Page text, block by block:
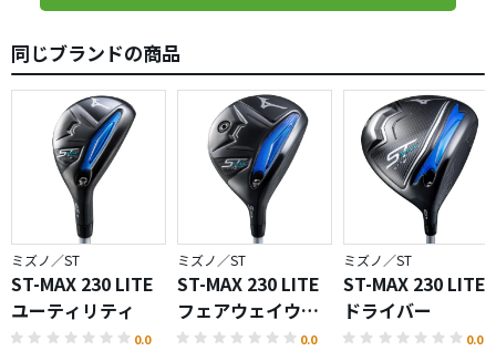
同じブランドの商品
ミズノ／ST
ST-MAX 230 LITE
ユーティリティ
0.0
ミズノ／ST
ST-MAX 230 LITE
フェアウェイウッ
ド
0.0
ミズノ／ST
ST-MAX 230 LITE
ドライバー
0.0